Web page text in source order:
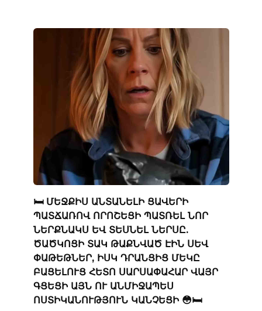
🛏️ ՄԵՋՔԻՍ ԱՆՏԱՆԵԼԻ ՑԱՎԵՐԻ
ՊԱՏՃԱՌՈՎ ՈՐՈՇԵՑԻ ՊԱՏՌԵԼ ՆՈՐ
ՆԵՐՔՆԱԿՍ ԵՎ ՏԵՍՆԵԼ ՆԵՐՍԸ.
ԾԱԾԿՈՑԻ ՏԱԿ ԹԱՔՆՎԱԾ ԷԻՆ ՍԵՎ
ՓԱԹԵԹՆԵՐ, ԻՍԿ ԴՐԱՆՑԻՑ ՄԵԿԸ
ԲԱՑԵԼՈՒՑ ՀԵՏՈ ՍԱՐՍԱՓԱՀԱՐ ՎԱՅՐ
ԳՑԵՑԻ ԱՅՆ ՈՒ ԱՆՄԻՋԱՊԵՍ
ՈՍՏԻԿԱՆՈՒԹՅՈՒՆ ԿԱՆՉԵՑԻ 😳🛏️